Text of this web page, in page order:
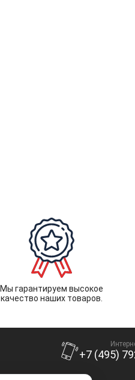
Мы гарантируем высокое
качество наших товаров.
+7 (495)